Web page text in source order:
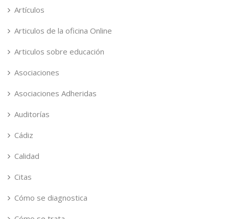
Artículos
Articulos de la oficina Online
Articulos sobre educación
Asociaciones
Asociaciones Adheridas
Auditorías
Cádiz
Calidad
Citas
Cómo se diagnostica